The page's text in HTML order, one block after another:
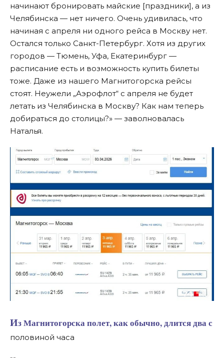
начинают бронировать майские [праздники], а из
Челябинска — нет ничего. Очень удивилась, что
начиная с апреля ни одного рейса в Москву нет.
Остался только Санкт-Петербург. Хотя из других
городов — Тюмень, Уфа, Екатеринбург —
расписание есть и возможность купить билеты
тоже. Даже из нашего Магнитогорска рейсы
стоят. Неужели „Аэрофлот“ с апреля не будет
летать из Челябинска в Москву? Как нам теперь
добираться до столицы?» — заволновалась
Наталья.
Из Магнитогорска полет, как обычно, длится два с
половиной часа